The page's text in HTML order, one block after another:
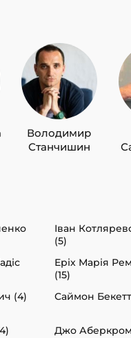
Володимир
Станчишин
Іван
(5)
Еріх Марія
(15)
(4) Саймон
Джо